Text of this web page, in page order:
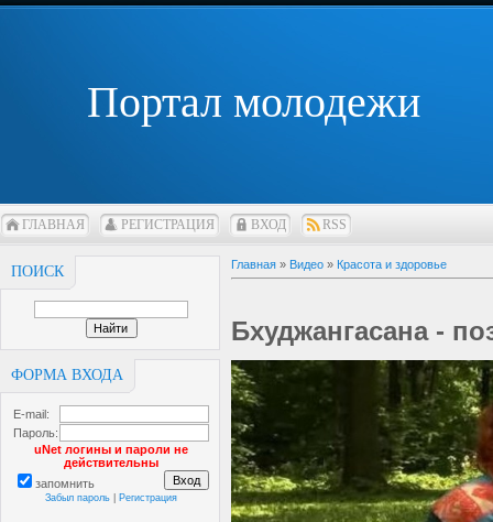
Портал молодежи
ГЛАВНАЯ РЕГИСТРАЦИЯ ВХОД RSS
ПОИСК
ФОРМА ВХОДА
E-mail:
Пароль:
uNet логины и пароли не
действительны
запомнить
Забыл пароль Регистрация
Главная » Видео » Красота и здоровье
Бхуджангасана -